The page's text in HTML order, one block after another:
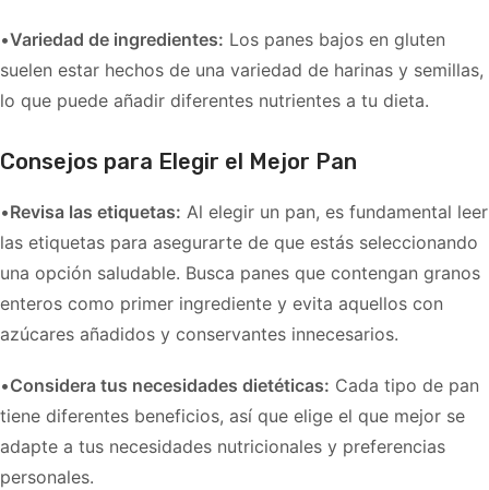
•Variedad de ingredientes: Los panes bajos en gluten
suelen estar hechos de una variedad de harinas y semillas,
lo que puede añadir diferentes nutrientes a tu dieta.
Consejos para Elegir el Mejor Pan
•Revisa las etiquetas: Al elegir un pan, es fundamental leer
las etiquetas para asegurarte de que estás seleccionando
una opción saludable. Busca panes que contengan granos
enteros como primer ingrediente y evita aquellos con
azúcares añadidos y conservantes innecesarios.
•Considera tus necesidades dietéticas: Cada tipo de pan
tiene diferentes beneficios, así que elige el que mejor se
adapte a tus necesidades nutricionales y preferencias
personales.